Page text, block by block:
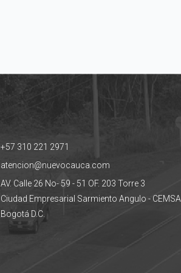
+57 310 221 2971
atencion@nuevocauca.com
AV. Calle 26 No- 59 - 51 OF. 203 Torre 3
Ciudad Empresarial Sarmiento Angulo - CEMSA
Bogotá D.C.